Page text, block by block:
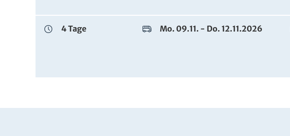
4 Tage Mo. 09.11. - Do. 12.11.2026